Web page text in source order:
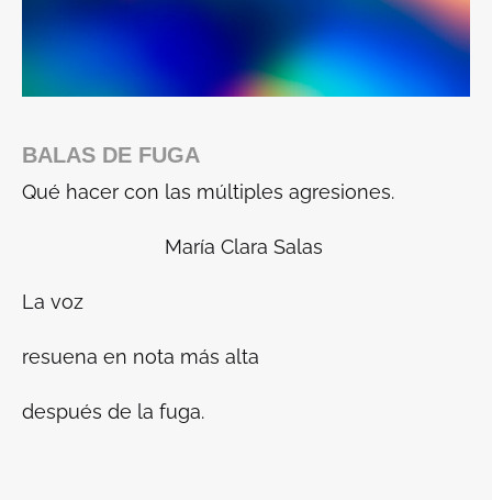
BALAS DE FUGA
Qué hacer con las múltiples agresiones.
María Clara Salas
La voz
resuena en nota más alta
después de la fuga.